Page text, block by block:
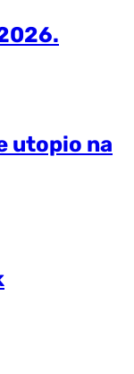
utopio na